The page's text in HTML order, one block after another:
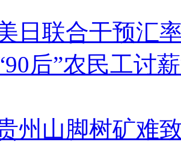
日联合干预汇
后”农民工讨
州山脚树矿难